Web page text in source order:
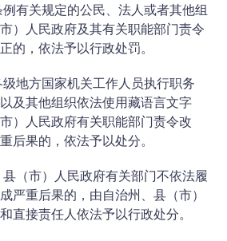
有关规定的公民、法人或者其他组
）人民政府及其有关职能部门责令
的，依法予以行政处罚。
地方国家机关工作人员执行职务
及其他组织依法使用藏语言文字
）人民政府有关职能部门责令改
后果的，依法予以处分。
（市）人民政府有关部门不依法履
严重后果的，由自治州、县（市）
直接责任人依法予以行政处分。